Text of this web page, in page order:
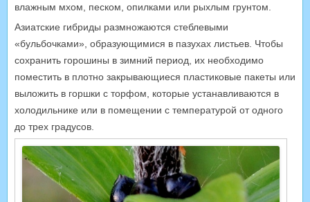
влажным мхом, песком, опилками или рыхлым грунтом.
Азиатские гибриды размножаются стеблевыми
«бульбочками», образующимися в пазухах листьев. Чтобы
сохранить горошины в зимний период, их необходимо
поместить в плотно закрывающиеся пластиковые пакеты или
выложить в горшки с торфом, которые устанавливаются в
холодильнике или в помещении с температурой от одного
до трех градусов.